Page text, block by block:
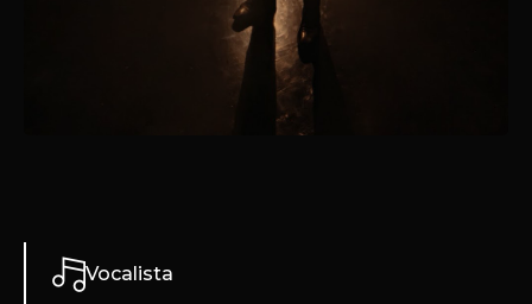
Vocalista